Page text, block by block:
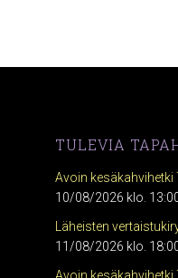
TULEVIA
Avoin kesäkahvihetki
10/08/2026 klo.
Läheisten
11/08/2026 klo.